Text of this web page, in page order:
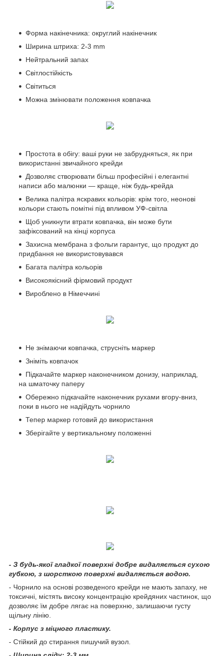
Форма накінечника: округлий накінечник
Ширина штриха: 2-3 mm
Нейтральний запах
Світлостійкість
Світиться
Можна змінювати положення ковпачка
Простота в обігу: ваші руки не забрудняться, як при
використанні звичайного крейди
Дозволяє створювати більш професійні і елегантні
написи або малюнки — краще, ніж будь-крейда
Велика палітра яскравих кольорів: крім того, неонові
кольори стають помітні під впливом УФ-світла
Щоб уникнути втрати ковпачка, він може бути
зафіксований на кінці корпуса
Захисна мембрана з фольги гарантує, що продукт до
придбання не використовувався
Багата палітра кольорів
Високоякісний фірмовий продукт
Вироблено в Німеччині
Не знімаючи ковпачка, струсніть маркер
Зніміть ковпачок
Підкачайте маркер наконечником донизу, наприклад,
на шматочку паперу
Обережно підкачайте наконечник рухами вгору-вниз,
поки в нього не надійдуть чорнило
Тепер маркер готовий до використання
Зберігайте у вертикальному положенні
- З будь-якої гладкої поверхні добре видаляється сухою
губкою, з шорсткою поверхні видаляється водою.
- Чорнило на основі розведеного крейди не мають запаху, не
токсичні, містять високу концентрацію крейдяних частинок, що
дозволяє їм добре лягає на поверхню, залишаючи густу
щільну лінію.
- Корпус з міцного пластику.
- Стійкий до стирання пишучий вузол.